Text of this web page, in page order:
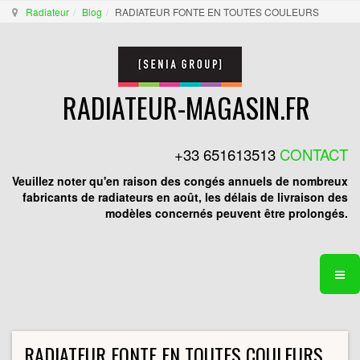
Radiateur Blog RADIATEUR FONTE EN TOUTES COULEURS
RADIATEUR-MAGASIN.FR
+33 651613513 CONTACT
Veuillez noter qu'en raison des congés annuels de nombreux
fabricants de radiateurs en août, les délais de livraison des
modèles concernés peuvent être prolongés.